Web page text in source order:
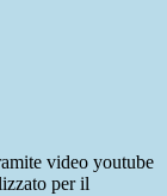
video youtube
per il